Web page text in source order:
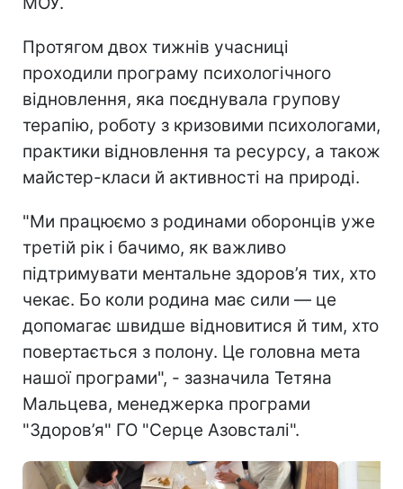
Протягом двох тижнів учасниці
проходили програму психологічного
відновлення, яка поєднувала групову
терапію, роботу з кризовими психологами,
практики відновлення та ресурсу, а також
майстер-класи й активності на природі.
"Ми працюємо з родинами оборонців уже
третій рік і бачимо, як важливо
підтримувати ментальне здоров’я тих, хто
чекає. Бо коли родина має сили — це
допомагає швидше відновитися й тим, хто
повертається з полону. Це головна мета
нашої програми", - зазначила Тетяна
Мальцева, менеджерка програми
"Здоров’я" ГО "Серце Азовсталі".